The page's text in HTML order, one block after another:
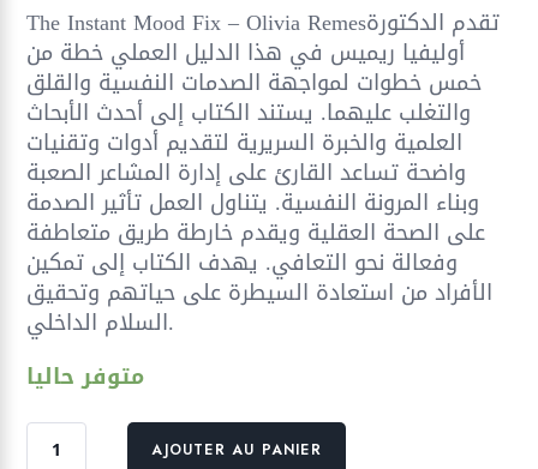
The Instant Mood Fix – Olivia Remesتقدم الدكتورة
أوليفيا ريميس في هذا الدليل العملي خطة من
خمس خطوات لمواجهة الصدمات النفسية والقلق
والتغلب عليهما. يستند الكتاب إلى أحدث الأبحاث
العلمية والخبرة السريرية لتقديم أدوات وتقنيات
واضحة تساعد القارئ على إدارة المشاعر الصعبة
وبناء المرونة النفسية. يتناول العمل تأثير الصدمة
على الصحة العقلية ويقدم خارطة طريق متعاطفة
وفعالة نحو التعافي. يهدف الكتاب إلى تمكين
الأفراد من استعادة السيطرة على حياتهم وتحقيق
السلام الداخلي.
متوفر حاليا
quantité
AJOUTER AU PANIER